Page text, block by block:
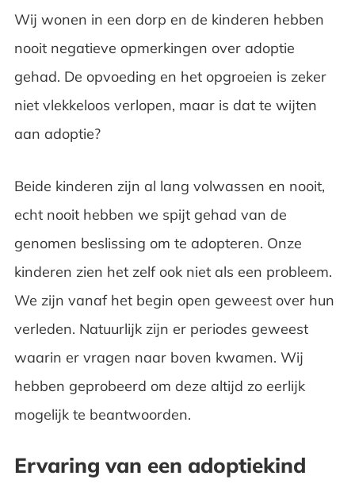
Wij wonen in een dorp en de kinderen hebben
nooit negatieve opmerkingen over adoptie
gehad. De opvoeding en het opgroeien is zeker
niet vlekkeloos verlopen, maar is dat te wijten
aan adoptie?
Beide kinderen zijn al lang volwassen en nooit,
echt nooit hebben we spijt gehad van de
genomen beslissing om te adopteren. Onze
kinderen zien het zelf ook niet als een probleem.
We zijn vanaf het begin open geweest over hun
verleden. Natuurlijk zijn er periodes geweest
waarin er vragen naar boven kwamen. Wij
hebben geprobeerd om deze altijd zo eerlijk
mogelijk te beantwoorden.
Ervaring van een adoptiekind